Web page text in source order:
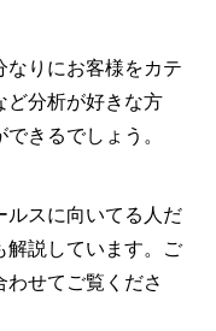
なりにお客様をカテ
ど分析が好きな方
きるでしょう。
ルスに向いてる人だ
解説しています。ご
せてご覧くださ